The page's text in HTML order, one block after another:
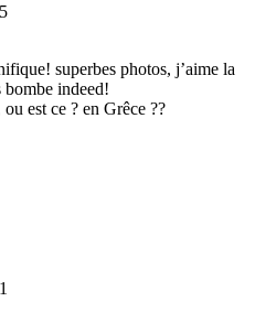
superbes photos, j’aime la
indeed!
est ce ? en Grêce ??